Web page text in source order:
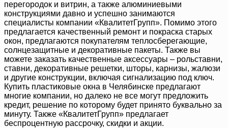
перегородок и витрин, а также алюминиевыми
конструкциями давно и успешно занимаются
специалисты компании «КвалитетГрупп». Помимо этого
предлагается качественный ремонт и покраска старых
окон, предлагаются покупателям теплосберегающие,
солнцезащитные и декоративные пакеты. Также вы
можете заказать качественные аксессуары – рольставни,
ставни, декоративные решетки, шторы, карнизы, жалюзи
и другие конструкции, включая сигнализацию под ключ.
Купить пластиковые окна в Челябинске предлагают
многие компании, но далеко не все могут предложить
кредит, решение по которому будет принято буквально за
минуту. Также «КвалитетГрупп» предлагает
беспроцентную рассрочку, скидки и акции.